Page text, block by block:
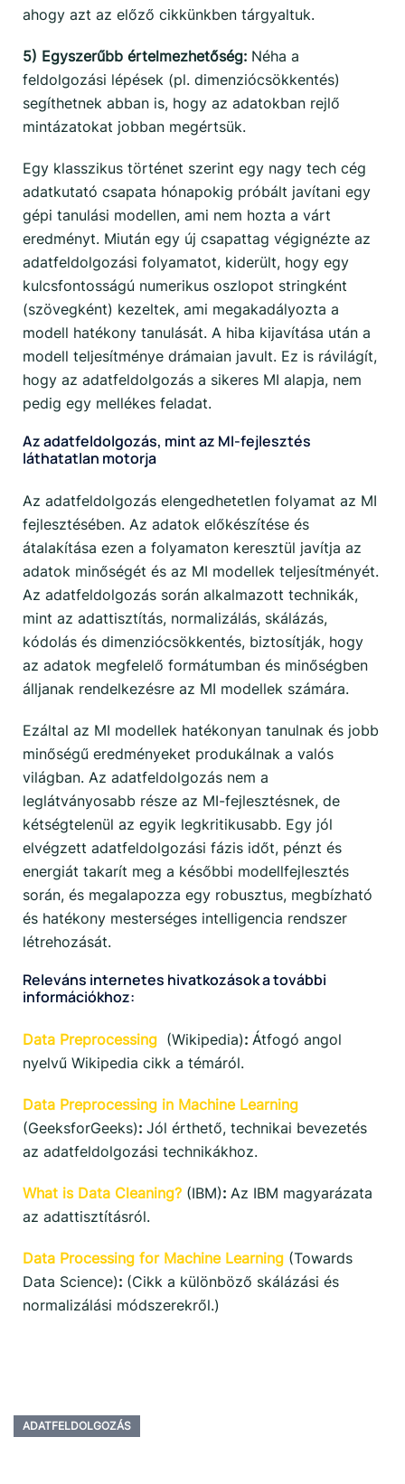
ahogy azt az előző cikkünkben tárgyaltuk.
5) Egyszerűbb értelmezhetőség: Néha a
feldolgozási lépések (pl. dimenziócsökkentés)
segíthetnek abban is, hogy az adatokban rejlő
mintázatokat jobban megértsük.
Egy klasszikus történet szerint egy nagy tech cég
adatkutató csapata hónapokig próbált javítani egy
gépi tanulási modellen, ami nem hozta a várt
eredményt. Miután egy új csapattag végignézte az
adatfeldolgozási folyamatot, kiderült, hogy egy
kulcsfontosságú numerikus oszlopot stringként
(szövegként) kezeltek, ami megakadályozta a
modell hatékony tanulását. A hiba kijavítása után a
modell teljesítménye drámaian javult. Ez is rávilágít,
hogy az adatfeldolgozás a sikeres MI alapja, nem
pedig egy mellékes feladat.
Az adatfeldolgozás, mint az MI-fejlesztés
láthatatlan motorja
Az adatfeldolgozás elengedhetetlen folyamat az MI
fejlesztésében. Az adatok előkészítése és
átalakítása ezen a folyamaton keresztül javítja az
adatok minőségét és az MI modellek teljesítményét.
Az adatfeldolgozás során alkalmazott technikák,
mint az adattisztítás, normalizálás, skálázás,
kódolás és dimenziócsökkentés, biztosítják, hogy
az adatok megfelelő formátumban és minőségben
álljanak rendelkezésre az MI modellek számára.
Ezáltal az MI modellek hatékonyan tanulnak és jobb
minőségű eredményeket produkálnak a valós
világban. Az adatfeldolgozás nem a
leglátványosabb része az MI-fejlesztésnek, de
kétségtelenül az egyik legkritikusabb. Egy jól
elvégzett adatfeldolgozási fázis időt, pénzt és
energiát takarít meg a későbbi modellfejlesztés
során, és megalapozza egy robusztus, megbízható
és hatékony mesterséges intelligencia rendszer
létrehozását.
Releváns internetes hivatkozások a további
információkhoz:
Data Preprocessing (Wikipedia): Átfogó angol
nyelvű Wikipedia cikk a témáról.
Data Preprocessing in Machine Learning
(GeeksforGeeks): Jól érthető, technikai bevezetés
az adatfeldolgozási technikákhoz.
What is Data Cleaning? (IBM): Az IBM magyarázata
az adattisztításról.
Data Processing for Machine Learning (Towards
Data Science): (Cikk a különböző skálázási és
normalizálási módszerekről.)
ADATFELDOLGOZÁS